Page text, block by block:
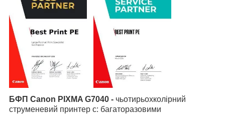
БФП Canon PIXMA G7040 - чьотирьохколірний
струменевий принтер с: багаторазовими